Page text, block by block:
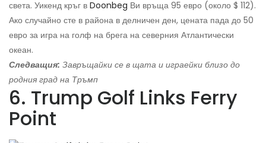
света. Уикенд кръг в Doonbeg Ви връща 95 евро (около $ 112).
Ако случайно сте в района в делничен ден, цената пада до 50
евро за игра на голф на брега на северния Атлантически
океан.
Следващия: Завръщайки се в щата и играейки близо до
родния град на Тръмп
6. Trump Golf Links Ferry
Point